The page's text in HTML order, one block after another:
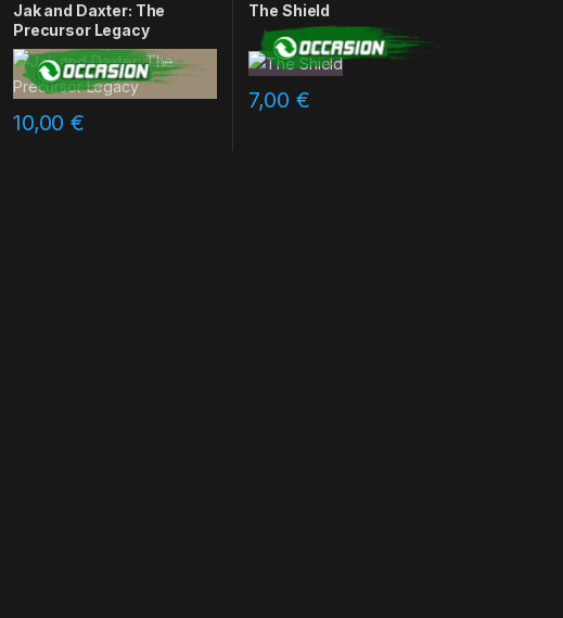
Jak and Daxter: The
Precursor Legacy
10,00€
The Shield
7,00 €